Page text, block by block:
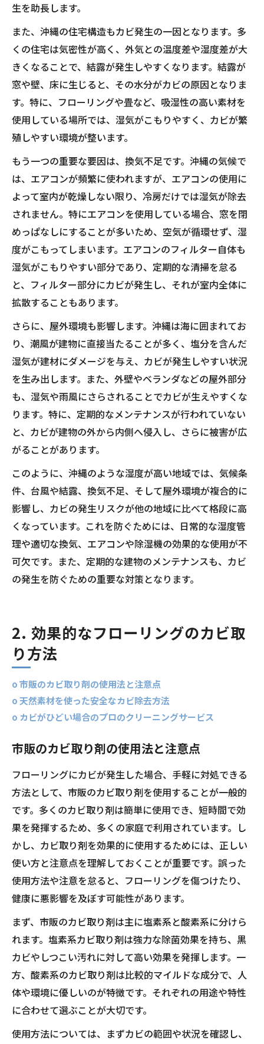
生を助長します。
また、沖縄の住宅構造もカビ発生の一因となります。多
くの住宅は気密性が高く、外気との温度差や湿度差が大
きくなることで、結露が発生しやすくなります。結露が
窓や壁、床に生じると、その水分がカビの原因となりま
す。特に、フローリングや畳など、吸湿性の高い素材を
使用している場所では、湿気がこもりやすく、カビが繁
殖しやすい環境が整います。
もう一つの重要な要因は、換気不足です。沖縄の気候で
は、エアコンが頻繁に使われますが、エアコンの使用に
よって室内が乾燥しない限り、冷房だけでは湿気が除去
されません。特にエアコンを使用している場合、窓を閉
めっぱなしにすることが多いため、空気が循環せず、湿
度がこもってしまいます。エアコンのフィルター自体も
湿気がこもりやすい部分であり、定期的な清掃を怠る
と、フィルター部分にカビが発生し、それが室内全体に
拡散することもあります。
さらに、屋外環境も影響します。沖縄は海に囲まれてお
り、潮風が建物に直接当たることが多く、塩分を含んだ
湿気が建材にダメージを与え、カビが発生しやすい状況
を生み出します。また、外壁やベランダなどの屋外部分
も、湿気や雨風にさらされることでカビが生えやすくな
ります。特に、定期的なメンテナンスが行われていない
と、カビが建物の外から内側へ侵入し、さらに被害が広
がることがあります。
このように、沖縄のような湿度が高い地域では、気候条
件、台風や結露、換気不足、そして屋外環境が複合的に
影響し、カビの発生リスクが他の地域に比べて格段に高
くなっています。これを防ぐためには、日常的な湿度管
理や適切な換気、エアコンや除湿機の効果的な使用が不
可欠です。また、定期的な建物のメンテナンスも、カビ
の発生を防ぐための重要な対策となります。
2. 効果的なフローリングのカビ取
り方法
o 市販のカビ取り剤の使用法と注意点
o 天然素材を使った安全なカビ除去方法
o カビがひどい場合のプロのクリーニングサービス
市販のカビ取り剤の使用法と注意点
フローリングにカビが発生した場合、手軽に対処できる
方法として、市販のカビ取り剤を使用することが一般的
です。多くのカビ取り剤は簡単に使用でき、短時間で効
果を発揮するため、多くの家庭で利用されています。し
かし、カビ取り剤を効果的に使用するためには、正しい
使い方と注意点を理解しておくことが重要です。誤った
使用方法や注意を怠ると、フローリングを傷つけたり、
健康に悪影響を及ぼす可能性があります。
まず、市販のカビ取り剤は主に塩素系と酸素系に分けら
れます。塩素系カビ取り剤は強力な除菌効果を持ち、黒
カビやしつこい汚れに対して高い効果を発揮します。一
方、酸素系のカビ取り剤は比較的マイルドな成分で、人
体や環境に優しいのが特徴です。それぞれの用途や特性
に合わせて選ぶことが大切です。
使用方法については、まずカビの範囲や状況を確認し、